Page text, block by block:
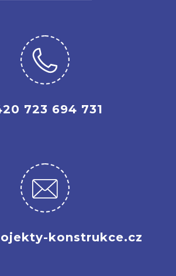
723 694 731
konstrukce.cz